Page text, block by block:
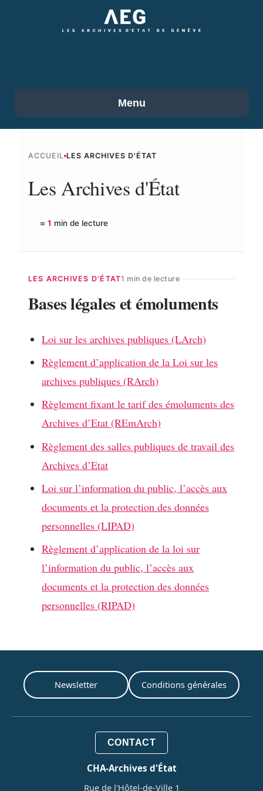
Menu
ACCUEIL LES ARCHIVES D'ÉTAT
Les Archives d'État
≈ 1 min de lecture
LES ARCHIVES D'ÉTAT1 min de lecture
Bases légales et émoluments
Loi sur les archives publiques (LArch)
Règlement d’application de la Loi sur les
archives publiques (RArch)
Règlement fixant le tarif des émoluments des
Archives d’Etat (REmArch)
Règlement des salles publiques de travail des
Archives d’Etat
Loi sur l’information du public, l’accès aux
documents et la protection des données
personnelles (LIPAD)
Règlement d’application de la loi sur
l’information du public, l’accès aux
documents et la protection des données
personnelles (RIPAD)
Newsletter Conditions générales
CONTACT
CHA-Archives d'État
Rue de l'Hôtel-de-Ville 1